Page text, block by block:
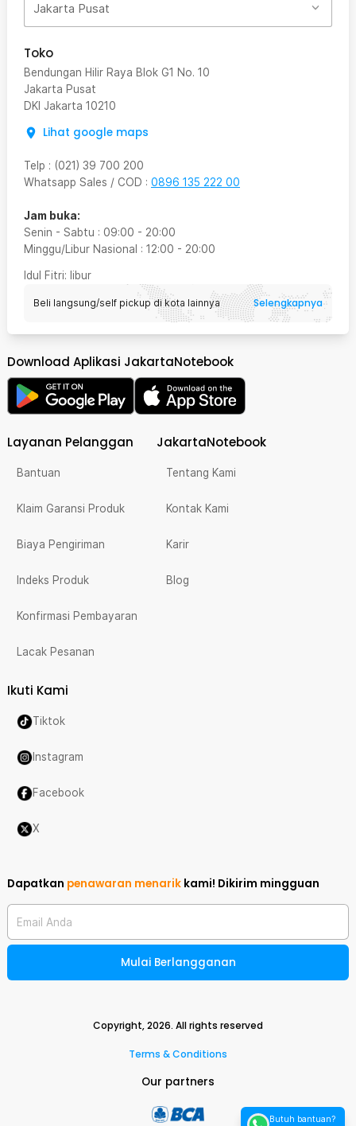
Jakarta Pusat
Toko
Bendungan Hilir Raya Blok G1 No. 10
Jakarta Pusat
DKI Jakarta 10210
Lihat google maps
Telp : (021) 39 700 200
Whatsapp Sales / COD : 0896 135 222 00
Jam buka:
Senin - Sabtu : 09:00 - 20:00
Minggu/Libur Nasional : 12:00 - 20:00
Idul Fitri: libur
Beli langsung/self pickup di kota lainnya Selengkapnya
Download Aplikasi JakartaNotebook
Layanan Pelanggan
Bantuan
Klaim Garansi Produk
Biaya Pengiriman
Indeks Produk
Konfirmasi Pembayaran
Lacak Pesanan
JakartaNotebook
Tentang Kami
Kontak Kami
Karir
Blog
Ikuti Kami
Tiktok
Instagram
Facebook
X
Dapatkan penawaran menarik kami! Dikirim mingguan
Email Anda
Mulai Berlangganan
Copyright,2026. All rights reserved
Terms & Conditions
Our partners
Butuh bantuan?